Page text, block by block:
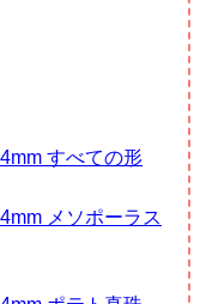
4mm すべての形